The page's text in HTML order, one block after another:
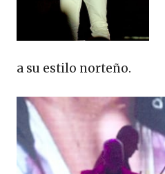
a su estilo norteño.